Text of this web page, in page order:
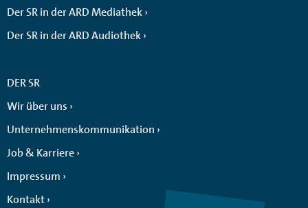
Der SR in der ARD Mediathek
Der SR in der ARD Audiothek
DER SR
Wir über uns
Unternehmenskommunikation
Job & Karriere
Impressum
Kontakt